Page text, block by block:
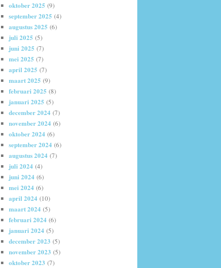
oktober 2025 (9)
september 2025 (4)
augustus 2025 (6)
juli 2025 (5)
juni 2025 (7)
mei 2025 (7)
april 2025 (7)
maart 2025 (9)
februari 2025 (8)
januari 2025 (5)
december 2024 (7)
november 2024 (6)
oktober 2024 (6)
september 2024 (6)
augustus 2024 (7)
juli 2024 (4)
juni 2024 (6)
mei 2024 (6)
april 2024 (10)
maart 2024 (5)
februari 2024 (6)
januari 2024 (5)
december 2023 (5)
november 2023 (5)
oktober 2023 (7)